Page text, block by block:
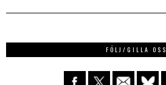
FÖLJ/GILLA OSS